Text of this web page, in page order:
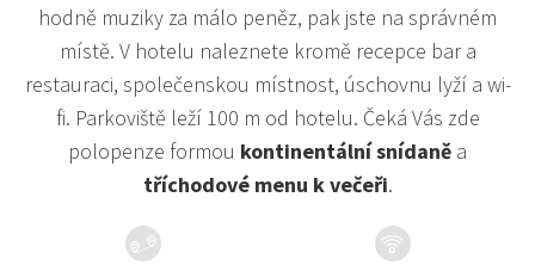
hodně muziky za málo peněz, pak jste na správném
místě. V hotelu naleznete kromě recepce bar a
restauraci, společenskou místnost, úschovnu lyží a wi-
fi. Parkoviště leží 100 m od hotelu. Čeká Vás zde
polopenze formou kontinentální snídaně a
tříchodové menu k večeři.